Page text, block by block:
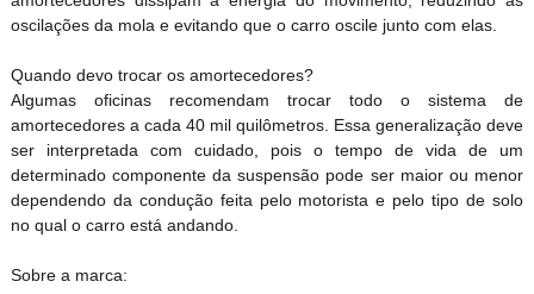
oscilações da mola e evitando que o carro oscile junto com elas.
Quando devo trocar os amortecedores?
Algumas oficinas recomendam trocar todo o sistema de
amortecedores a cada 40 mil quilômetros. Essa generalização deve
ser interpretada com cuidado, pois o tempo de vida de um
determinado componente da suspensão pode ser maior ou menor
dependendo da condução feita pelo motorista e pelo tipo de solo
no qual o carro está andando.
Sobre a marca: